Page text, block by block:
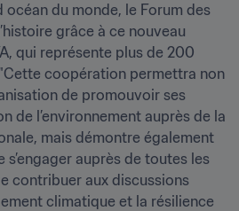
océan du monde, le Forum des
grâce à ce nouveau
qui représente plus de 200
coopération permettra non
de promouvoir ses
de l’environnement auprès de la
mais démontre également
s’engager auprès de toutes les
contribuer aux discussions
climatique et la résilience